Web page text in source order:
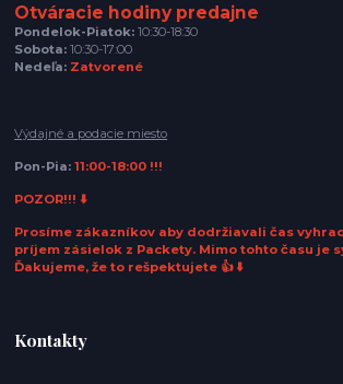
Otváracie hodiny predajne
Pondelok-Piatok: 10:30-18:30
Sobota: 10:30-17:00
Nedeľa: Zatvorené
Výdajné a podacie miesto
Pon-Pia:11:00-18:00 !!!
POZOR!!! ⬇️
Prosíme zákazníkov aby dodržiavali čas
príjem zásielok z Packety. Mimo tohto času je
Ďakujeme, že to rešpektujete 👍 ⬇️
Kontakty